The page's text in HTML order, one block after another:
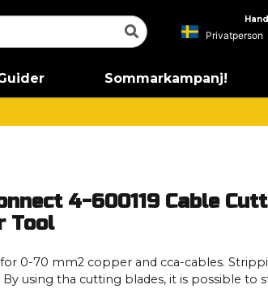
Sommarkampanj!
4-600119 Cable
Tool
0-70 mm2 copper and cca-cables.
By using tha cutting blades, it is possible to